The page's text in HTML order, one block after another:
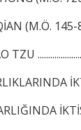
(M.Ö. 145-87)